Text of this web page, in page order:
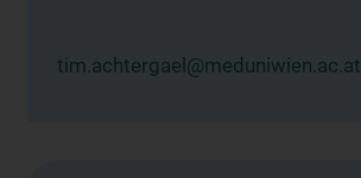
tim.achtergael@meduniwien.ac.at